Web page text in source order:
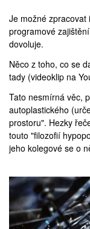
Je možné
programové
dovoluje.
Něco z toho, co se
tady (videoklip na
Tato nesmírná věc,
autoplastického
prostoru". Hezky
touto "filozofií
jeho kolegové se o